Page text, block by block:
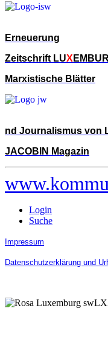
Erneuerung
Zeitschrift LUX
Marxistische Blätter
nd Journalismus von
JACOBIN Magazin
Login
Suche
Impressum
Datenschutzerklärung und